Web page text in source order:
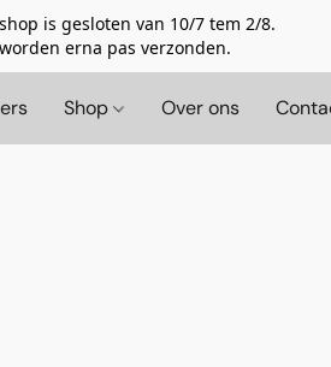
is gesloten van 10/7 tem 2/8.
erna pas verzonden.
Shop Over ons